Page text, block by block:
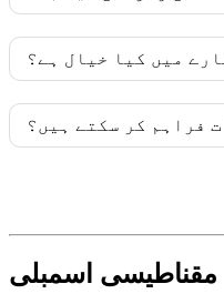
میں کیا خیال ہے؟
فراہم کر سکتے ہیں؟
مقناطیسی اسمبلی